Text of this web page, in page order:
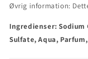
Øvrig information:
Ingredienser: Sodium
Sulfate, Aqua,